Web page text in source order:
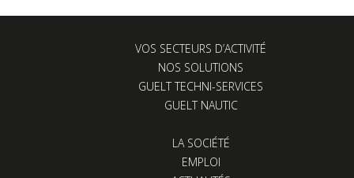
VOS SECTEURS D’ACTIVITÉ
NOS SOLUTIONS
GUELT TECHNI-SERVICES
GUELT NAUTIC
LA SOCIÉTÉ
EMPLOI